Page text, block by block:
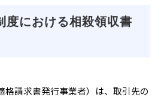
度における相殺領収書
格請求書発行事業者）は、取引先の